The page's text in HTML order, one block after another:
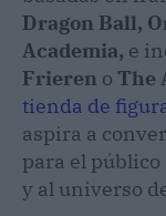
Dragon Ball,
Academia, e
Frieren o The
tienda de
aspira a
para el
y al universo